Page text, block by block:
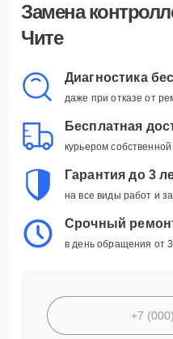
Замена
Чите
Диагностика
даже при отказе от
Бесплатная
курьером
Гарантия до 3
на все виды работ и
Срочный
в день обращения от